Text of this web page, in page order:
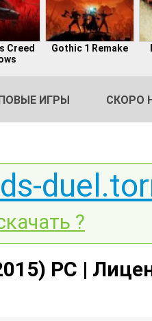
Creed
Gothic 1 Remake
ИГРЫ СКОРО
?
PC |